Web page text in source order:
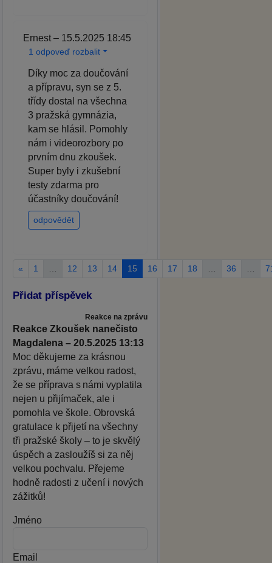
Ernest – 15.5.2025 18:45
1 odpoveď rozbalit
Díky moc za doučování
a přípravu, syn se z 5.
třídy dostal na všechna
3 pražská gymnázia,
kam se hlásil. Pomohly
nám i videorozbory po
prvním dnu zkoušek.
Super byly i zkušební
testy zdarma pro
účastníky doučování!
odpovědět
« 1 12 13 14 15 16 17 18 36
Přidat příspěvek
Reakce na zprávu
Reakce Zkoušek nanečisto
Magdalena – 20.5.2025 13:13
Moc děkujeme za krásnou
zprávu, máme velkou radost,
že se příprava s námi vyplatila
nejen u přijímaček, ale i
pomohla ve škole. Obrovská
gratulace k přijetí na všechny
tři pražské školy – to je skvělý
úspěch a zasloužíš si za něj
velkou pochvalu. Přejeme
hodně radosti z učení i nových
zážitků!
Jméno
Email